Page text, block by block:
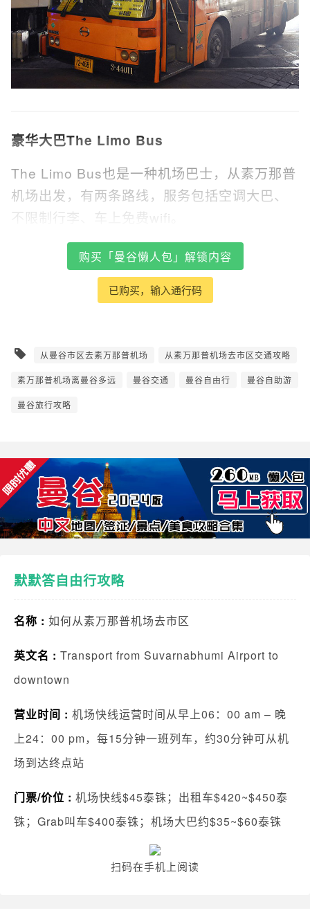
豪华大巴The Limo Bus
The Limo Bus也是一种机场巴士，从素万那普
机场出发，有两条路线，服务包括空调大巴、
不限制行李、车上免费wifi。
购买「曼谷懒人包」解锁内容
已购买，输入通行码
从曼谷市区去素万那普机场 从素万那普机场去市区交通攻略
素万那普机场离曼谷多远 曼谷交通 曼谷自由行 曼谷自助游
曼谷旅行攻略
默默答自由行攻略
名称 : 如何从素万那普机场去市区
英文名 : Transport from Suvarnabhumi Airport to
downtown
营业时间 : 机场快线运营时间从早上06：00 am – 晚
上24：00 pm，每15分钟一班列车，约30分钟可从机
场到达终点站
门票/价位 : 机场快线$45泰铢；出租车$420~$450泰
铢；Grab叫车$400泰铢；机场大巴约$35~$60泰铢
扫码在手机上阅读